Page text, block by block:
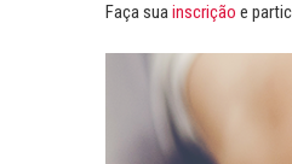
Faça suainscrição e